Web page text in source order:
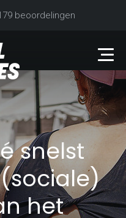
beoordelingen
snelst
het